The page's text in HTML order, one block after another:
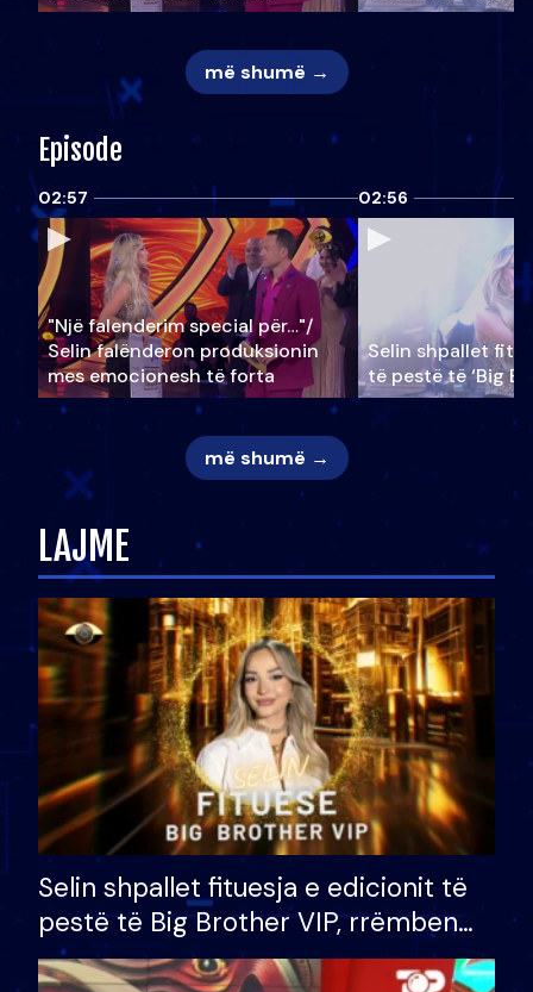
më shumë →
Episode
02:57
"Një falenderim special për…"/
Selin falënderon produksionin
mes emocionesh të forta
02:56
Selin shpallet
të pestë të ‘Big
më shumë →
LAJME
Selin shpallet fituesja e edicionit të
pestë të Big Brother VIP, rrëmben
çmimin e madh prej 100 mijë eurosh